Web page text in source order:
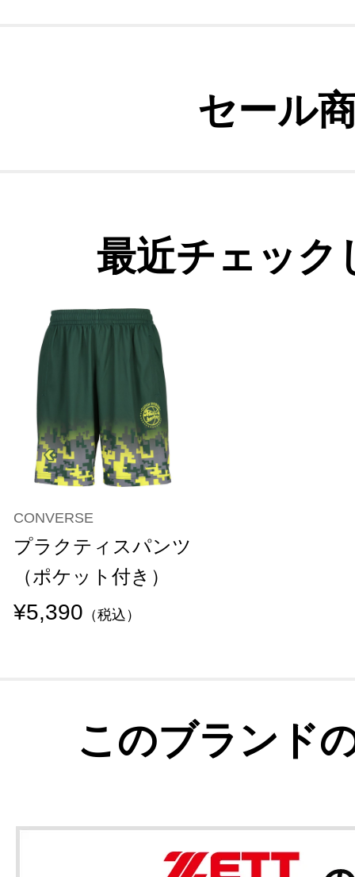
セール
最近チェック
CONVERSE
プラクティスパンツ
（ポケット付き）
¥5,390 （税込）
このブランド